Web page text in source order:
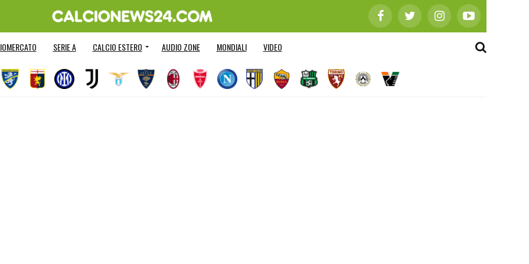
SERIE A CALCIO ESTERO AUDIO ZONE MONDIALI VIDEO